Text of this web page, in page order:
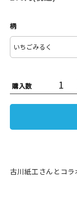
本
文房具
JAMグッズ
台湾グッズ
在庫限り
柄
購入数
古川紙工さんとコ